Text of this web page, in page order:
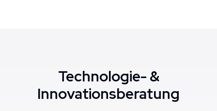
Technologie- &
Innovationsberatung